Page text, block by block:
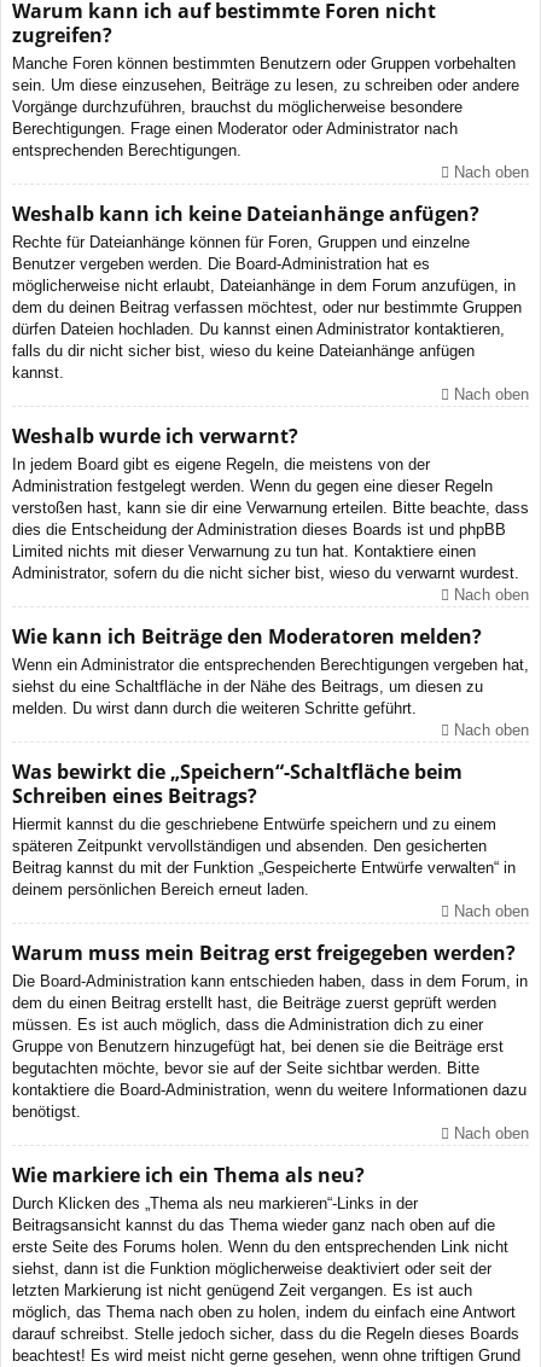
Warum kann ich auf bestimmte Foren nicht
zugreifen?
Manche Foren können bestimmten Benutzern oder Gruppen vorbehalten
sein. Um diese einzusehen, Beiträge zu lesen, zu schreiben oder andere
Vorgänge durchzuführen, brauchst du möglicherweise besondere
Berechtigungen. Frage einen Moderator oder Administrator nach
entsprechenden Berechtigungen.
Nach oben
Weshalb kann ich keine Dateianhänge anfügen?
Rechte für Dateianhänge können für Foren, Gruppen und einzelne
Benutzer vergeben werden. Die Board-Administration hat es
möglicherweise nicht erlaubt, Dateianhänge in dem Forum anzufügen, in
dem du deinen Beitrag verfassen möchtest, oder nur bestimmte Gruppen
dürfen Dateien hochladen. Du kannst einen Administrator kontaktieren,
falls du dir nicht sicher bist, wieso du keine Dateianhänge anfügen
kannst.
Nach oben
Weshalb wurde ich verwarnt?
In jedem Board gibt es eigene Regeln, die meistens von der
Administration festgelegt werden. Wenn du gegen eine dieser Regeln
verstoßen hast, kann sie dir eine Verwarnung erteilen. Bitte beachte, dass
dies die Entscheidung der Administration dieses Boards ist und phpBB
Limited nichts mit dieser Verwarnung zu tun hat. Kontaktiere einen
Administrator, sofern du die nicht sicher bist, wieso du verwarnt wurdest.
Nach oben
Wie kann ich Beiträge den Moderatoren melden?
Wenn ein Administrator die entsprechenden Berechtigungen vergeben hat,
siehst du eine Schaltfläche in der Nähe des Beitrags, um diesen zu
melden. Du wirst dann durch die weiteren Schritte geführt.
Nach oben
Was bewirkt die „Speichern“-Schaltfläche beim
Schreiben eines Beitrags?
Hiermit kannst du die geschriebene Entwürfe speichern und zu einem
späteren Zeitpunkt vervollständigen und absenden. Den gesicherten
Beitrag kannst du mit der Funktion „Gespeicherte Entwürfe verwalten“ in
deinem persönlichen Bereich erneut laden.
Nach oben
Warum muss mein Beitrag erst freigegeben werden?
Die Board-Administration kann entschieden haben, dass in dem Forum, in
dem du einen Beitrag erstellt hast, die Beiträge zuerst geprüft werden
müssen. Es ist auch möglich, dass die Administration dich zu einer
Gruppe von Benutzern hinzugefügt hat, bei denen sie die Beiträge erst
begutachten möchte, bevor sie auf der Seite sichtbar werden. Bitte
kontaktiere die Board-Administration, wenn du weitere Informationen dazu
benötigst.
Nach oben
Wie markiere ich ein Thema als neu?
Durch Klicken des „Thema als neu markieren“-Links in der
Beitragsansicht kannst du das Thema wieder ganz nach oben auf die
erste Seite des Forums holen. Wenn du den entsprechenden Link nicht
siehst, dann ist die Funktion möglicherweise deaktiviert oder seit der
letzten Markierung ist nicht genügend Zeit vergangen. Es ist auch
möglich, das Thema nach oben zu holen, indem du einfach eine Antwort
darauf schreibst. Stelle jedoch sicher, dass du die Regeln dieses Boards
beachtest! Es wird meist nicht gerne gesehen, wenn ohne triftigen Grund